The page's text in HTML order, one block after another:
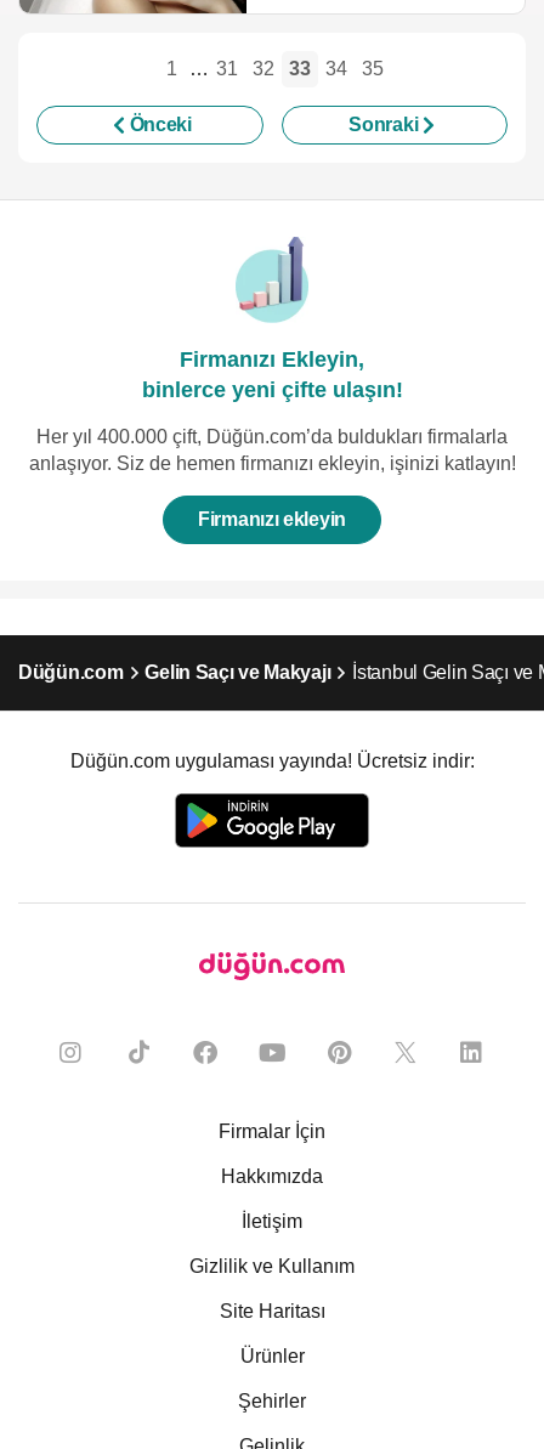
1 … 31 32 33 34 35
Önceki Sonraki
Firmanızı Ekleyin,
binlerce yeni çifte ulaşın!
Her yıl 400.000 çift, Düğün.com’da buldukları firmalarla
anlaşıyor. Siz de hemen firmanızı ekleyin, işinizi katlayın!
Firmanızı ekleyin
Düğün.com Gelin Saçı ve Makyajı İstanbul Gelin Saçı ve
Düğün.com uygulaması yayında! Ücretsiz indir:
Firmalar İçin
Hakkımızda
İletişim
Gizlilik ve Kullanım
Site Haritası
Ürünler
Şehirler